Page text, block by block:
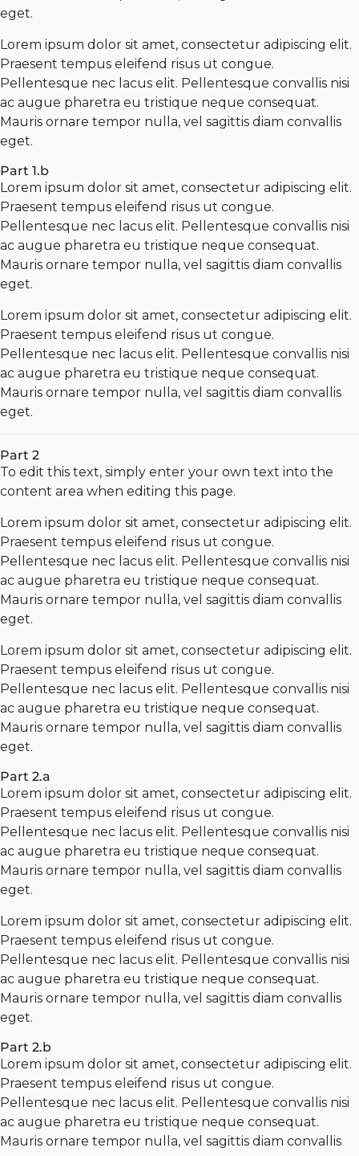
eget.
Lorem ipsum dolor sit amet, consectetur adipiscing elit.
Praesent tempus eleifend risus ut congue.
Pellentesque nec lacus elit. Pellentesque convallis nisi
ac augue pharetra eu tristique neque consequat.
Mauris ornare tempor nulla, vel sagittis diam convallis
eget.
Part 1.b
Lorem ipsum dolor sit amet, consectetur adipiscing elit.
Praesent tempus eleifend risus ut congue.
Pellentesque nec lacus elit. Pellentesque convallis nisi
ac augue pharetra eu tristique neque consequat.
Mauris ornare tempor nulla, vel sagittis diam convallis
eget.
Lorem ipsum dolor sit amet, consectetur adipiscing elit.
Praesent tempus eleifend risus ut congue.
Pellentesque nec lacus elit. Pellentesque convallis nisi
ac augue pharetra eu tristique neque consequat.
Mauris ornare tempor nulla, vel sagittis diam convallis
eget.
Part 2
To edit this text, simply enter your own text into the
content area when editing this page.
Lorem ipsum dolor sit amet, consectetur adipiscing elit.
Praesent tempus eleifend risus ut congue.
Pellentesque nec lacus elit. Pellentesque convallis nisi
ac augue pharetra eu tristique neque consequat.
Mauris ornare tempor nulla, vel sagittis diam convallis
eget.
Lorem ipsum dolor sit amet, consectetur adipiscing elit.
Praesent tempus eleifend risus ut congue.
Pellentesque nec lacus elit. Pellentesque convallis nisi
ac augue pharetra eu tristique neque consequat.
Mauris ornare tempor nulla, vel sagittis diam convallis
eget.
Part 2.a
Lorem ipsum dolor sit amet, consectetur adipiscing elit.
Praesent tempus eleifend risus ut congue.
Pellentesque nec lacus elit. Pellentesque convallis nisi
ac augue pharetra eu tristique neque consequat.
Mauris ornare tempor nulla, vel sagittis diam convallis
eget.
Lorem ipsum dolor sit amet, consectetur adipiscing elit.
Praesent tempus eleifend risus ut congue.
Pellentesque nec lacus elit. Pellentesque convallis nisi
ac augue pharetra eu tristique neque consequat.
Mauris ornare tempor nulla, vel sagittis diam convallis
eget.
Part 2.b
Lorem ipsum dolor sit amet, consectetur adipiscing elit.
Praesent tempus eleifend risus ut congue.
Pellentesque nec lacus elit. Pellentesque convallis nisi
ac augue pharetra eu tristique neque consequat.
Mauris ornare tempor nulla, vel sagittis diam convallis